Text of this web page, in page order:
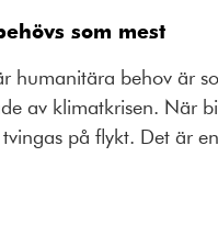
som mest
humanitära behov är
av klimatkrisen. När
på flykt. Det är